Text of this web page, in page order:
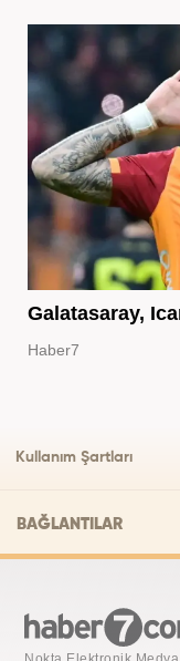
Galatasaray,
Haber7
Kullanım Şartları
BAĞLANTILAR